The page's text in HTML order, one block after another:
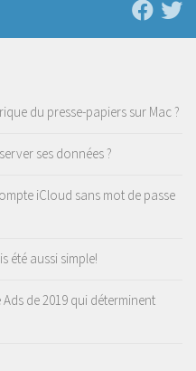
du presse-papiers sur Mac ?
ses données ?
iCloud sans mot de passe
été aussi simple!
de 2019 qui déterminent